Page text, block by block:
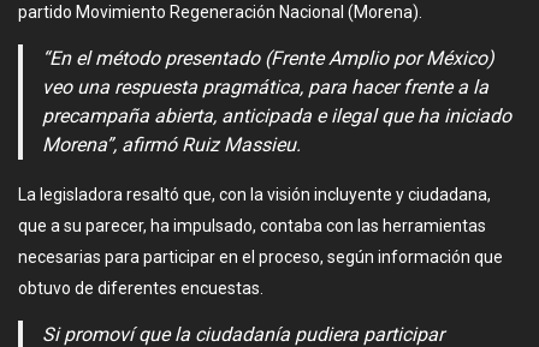
partido Movimiento Regeneración Nacional (Morena).
“En el método presentado (Frente Amplio por México)
veo una respuesta pragmática, para hacer frente a la
precampaña abierta, anticipada e ilegal que ha iniciado
Morena”, afirmó Ruiz Massieu.
La legisladora resaltó que, con la visión incluyente y ciudadana,
que a su parecer, ha impulsado, contaba con las herramientas
necesarias para participar en el proceso, según información que
obtuvo de diferentes encuestas.
Si promoví que la ciudadanía pudiera participar